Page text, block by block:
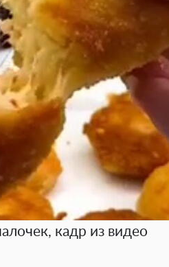
кадр из видео